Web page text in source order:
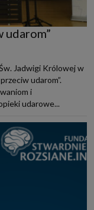
udarom”
Jadwigi Królowej w
udarom”.
i
udarowe...